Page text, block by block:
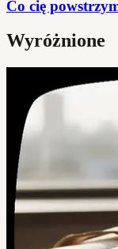
Co cię
Wyróżnione